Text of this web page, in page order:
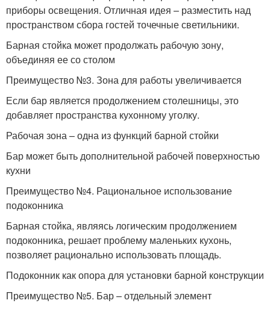
приборы освещения. Отличная идея – разместить над
пространством сбора гостей точечные светильники.
Барная стойка может продолжать рабочую зону,
объединяя ее со столом
Преимущество №3. Зона для работы увеличивается
Если бар является продолжением столешницы, это
добавляет пространства кухонному уголку.
Рабочая зона – одна из функций барной стойки
Бар может быть дополнительной рабочей поверхностью
кухни
Преимущество №4. Рациональное использование
подоконника
Барная стойка, являясь логическим продолжением
подоконника, решает проблему маленьких кухонь,
позволяет рационально использовать площадь.
Подоконник как опора для установки барной конструкции
Преимущество №5. Бар – отдельный элемент